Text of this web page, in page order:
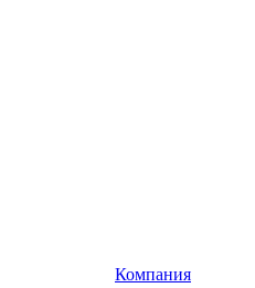
Компания